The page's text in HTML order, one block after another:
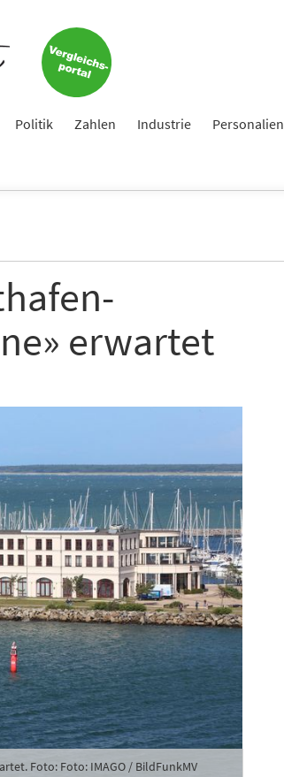
Politik Zahlen Industrie Personalien
erwartet
Foto: Foto: IMAGO / BildFunkMV